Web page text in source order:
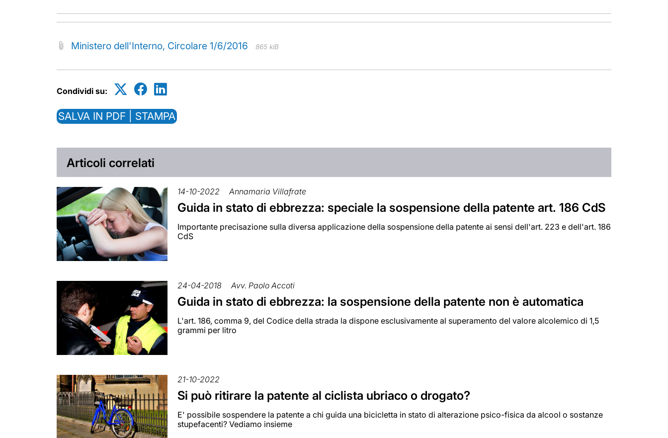
Ministero dell'Interno, Circolare 1/6/2016 865 kiB
Condividi su:
SALVA IN PDF | STAMPA
Articoli correlati
14-10-2022 Annamaria Villafrate
Guida in stato di ebbrezza: speciale la sospensione della patente art. 186 CdS
Importante precisazione sulla diversa applicazione della sospensione della patente ai sensi dell'art. 223 e dell'art. 186
CdS
24-04-2018 Avv. Paolo Accoti
Guida in stato di ebbrezza: la sospensione della patente non è automatica
L'art. 186, comma 9, del Codice della strada la dispone esclusivamente al superamento del valore alcolemico di 1,5
grammi per litro
21-10-2022
Si può ritirare la patente al ciclista ubriaco o drogato?
E' possibile sospendere la patente a chi guida una bicicletta in stato di alterazione psico-fisica da alcool o sostanze
stupefacenti? Vediamo insieme